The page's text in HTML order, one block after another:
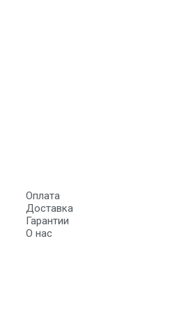
Оплата
Доставка
Гарантии
О нас